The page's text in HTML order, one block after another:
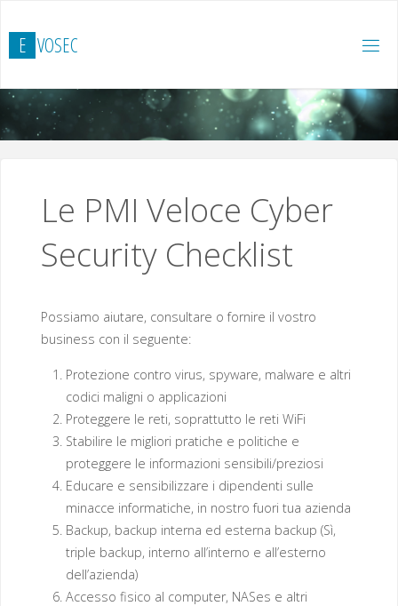
contenuto
E VOSEC
Le PMI Veloce Cyber
Security Checklist
Possiamo aiutare, consultare o fornire il vostro
business con il seguente:
Protezione contro virus, spyware, malware e altri
codici maligni o applicazioni
Proteggere le reti, soprattutto le reti WiFi
Stabilire le migliori pratiche e politiche e
proteggere le informazioni sensibili/preziosi
Educare e sensibilizzare i dipendenti sulle
minacce informatiche, in nostro fuori tua azienda
Backup, backup interna ed esterna backup (Sì,
triple backup, interno all’interno e all’esterno
dell’azienda)
Accesso fisico al computer, NASes e altri